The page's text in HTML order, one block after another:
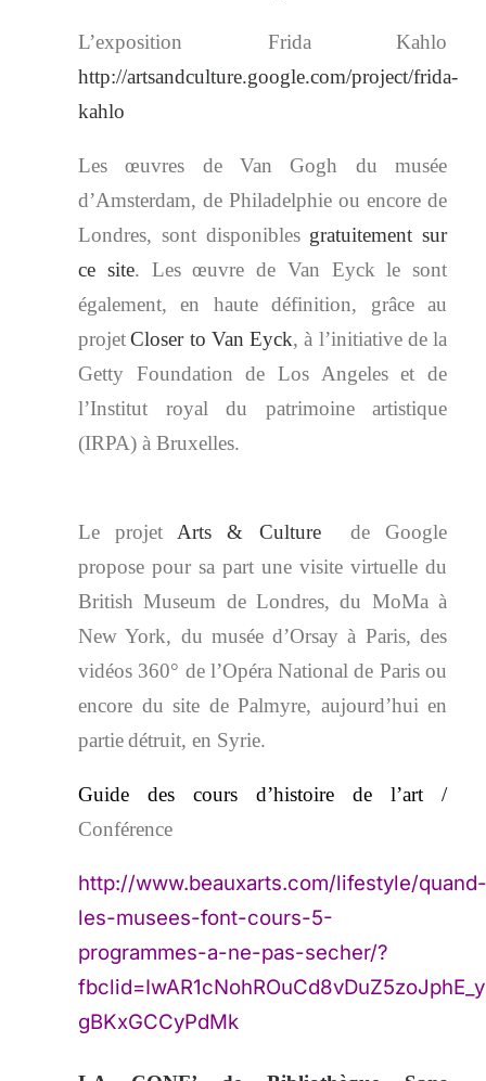
L’exposition Frida Kahlo
http://artsandculture.google.com/project/frida-
kahlo
Les œuvres de Van Gogh du musée
d’Amsterdam, de Philadelphie ou encore de
Londres, sont disponibles gratuitement sur
ce site. Les œuvre de Van Eyck le sont
également, en haute définition, grâce au
projet Closer to Van Eyck, à l’initiative de la
Getty Foundation de Los Angeles et de
l’Institut royal du patrimoine artistique
(IRPA) à Bruxelles.
Le projet Arts & Culture
de Google
propose pour sa part une visite virtuelle du
British Museum de Londres, du MoMa à
New York, du musée d’Orsay à Paris, des
vidéos 360° de l’Opéra National de Paris ou
encore du site de Palmyre, aujourd’hui en
partiedétruit, en Syrie.
Guide des cours d’histoire de l’art /
Conférence
http://www.beauxarts.com/lifestyle/quand-
les-musees-font-cours-5-
programmes-a-ne-pas-secher/?
gBKxGCCyPdMk